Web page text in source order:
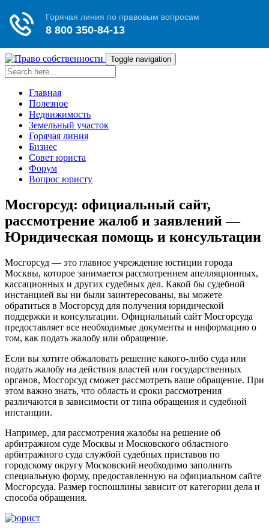
Toggle navigation
Главная
Полезное
Недвижимость
Земельный участок
Горячая линия
Бизнес
Совет юриста
Форум
Вопрос юристу
Мосгорсуд: официальный сайт,
рассмотрение жалоб и заявлений —
Юридическая помощь и консультации
Мосгорсуд — это главное учреждение юстиции города
Москвы, которое занимается рассмотрением апелляционных,
кассационных и других судебных дел. Какой бы судебной
инстанцией вы ни были заинтересованы, вы можете
обратиться в Мосгорсуд для получения юридической
поддержки и консультации. Официальный сайт Мосгорсуда
предоставляет все необходимые документы и информацию о
том, как подать жалобу или обращение.
Если вы хотите обжаловать решение какого-либо суда или
подать жалобу на действия властей или государственных
органов, Мосгорсуд сможет рассмотреть ваше обращение. При
этом важно знать, что область и сроки рассмотрения
различаются в зависимости от типа обращения и судебной
инстанции.
Например, для рассмотрения жалобы на решение об
арбитражном суде Москвы и Московского областного
арбитражного суда службой судебных приставов по
городскому округу Московский необходимо заполнить
специальную форму, предоставленную на официальном сайте
Мосгорсуда. Размер госпошлины зависит от категории дела и
способа обращения.